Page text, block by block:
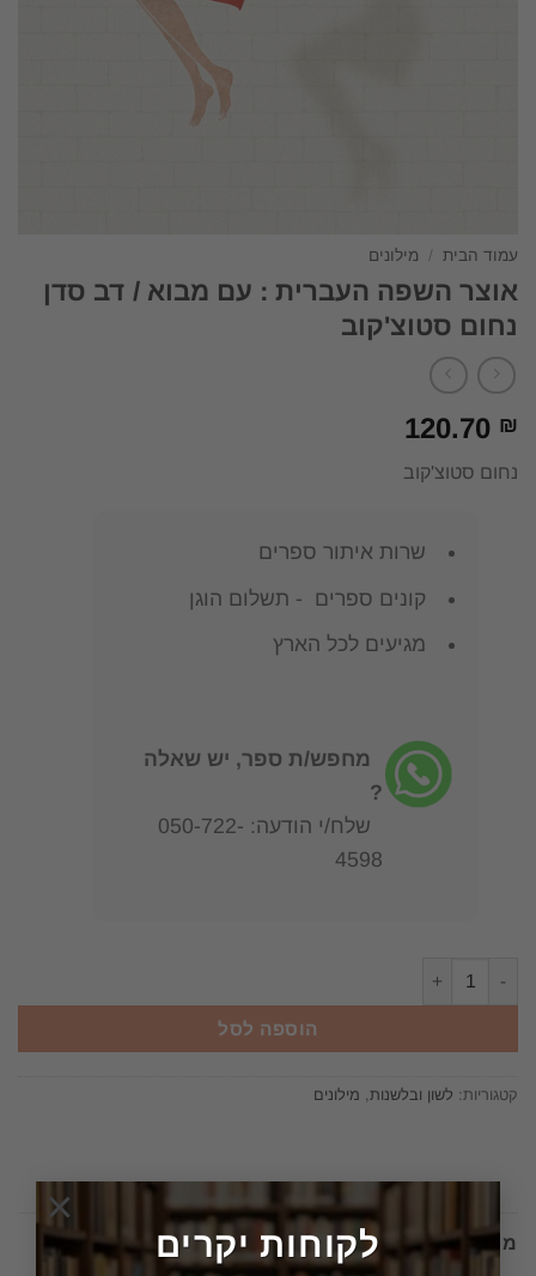
לקוחות יקרים
×
עמוד הבית / מילונים
אוצר השפה העברית : עם מבוא / דב סדן
נחום סטוצ'קוב
120.70 ₪
נחום סטוצ'קוב
שרות איתור ספרים
קונים ספרים - תשלום הוגן
מגיעים לכל הארץ
מחפש/ת ספר, יש שאלה
?
שלח/י הודעה: 050-722-
4598
הוספה לסל
קטגוריות: לשון ובלשנות, מילונים
מוצרים קשורים